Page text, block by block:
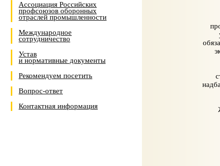
Ассоциация Российских
профсоюзов оборонных
отраслей промышленности
Международное
сотрудничество
Устав
и нормативные документы
Рекомендуем посетить
Вопрос-ответ
Контактная информация